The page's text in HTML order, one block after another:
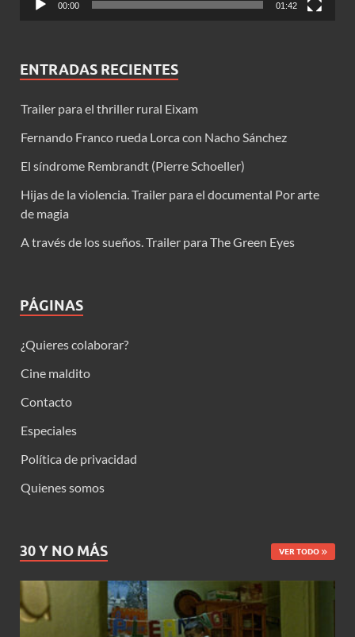
00:00 01:42
ENTRADAS RECIENTES
Trailer para el thriller rural Eixam
Fernando Franco rueda Lorca con Nacho Sánchez
El síndrome Rembrandt (Pierre Schoeller)
Hijas de la violencia. Trailer para el documental Por arte
de magia
A través de los sueños. Trailer para The Green Eyes
PÁGINAS
¿Quieres colaborar?
Cine maldito
Contacto
Especiales
Política de privacidad
Quienes somos
30 Y NO MÁS VER TODO